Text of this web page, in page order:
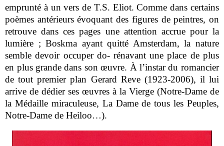
emprunté à un vers de T.S. Eliot. Comme dans certains
poèmes antérieurs évoquant des figures de peintres, on
retrouve dans ces pages une attention accrue pour la
lumière ; Boskma ayant quitté Amsterdam, la nature
semble devoir occuper do- rénavant une place de plus
en plus grande dans son œuvre. À l’instar du romancier
de tout premier plan Gerard Reve (1923-2006), il lui
arrive de dédier ses œuvres à la Vierge (Notre-Dame de
la Médaille miraculeuse, La Dame de tous les Peuples,
Notre-Dame de Heiloo…).